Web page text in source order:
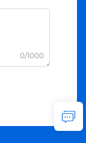
0/1000